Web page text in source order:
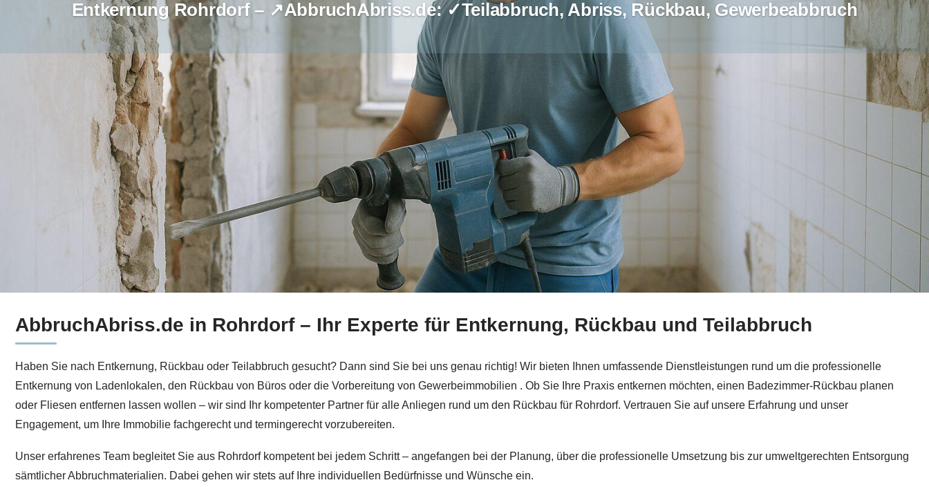
Entkernung Rohrdorf – ↗️AbbruchAbriss.de: ✓Teilabbruch, Abriss, Rückbau, Gewerbeabbruch
Erfahren Sie mehr über Entkernung in Rohrdorf bei ↗️AbbruchAbriss.de sowie ✓Rückbau, Teilabbruch, Abriss, Gewerbeabbruch. ✓Teilabbruch, ✓Rückbau, ✓Entkernung,
AbbruchAbriss.de in Rohrdorf – Ihr Experte für Entkernung, Rückbau und Teilabbruch
Haben Sie nach Entkernung, Rückbau oder Teilabbruch gesucht? Dann sind Sie bei uns genau richtig! Wir bieten Ihnen umfassende Dienstleistungen rund um die professionelle
Entkernung von Ladenlokalen, den Rückbau von Büros oder die Vorbereitung von Gewerbeimmobilien . Ob Sie Ihre Praxis entkernen möchten, einen Badezimmer-Rückbau planen
oder Fliesen entfernen lassen wollen – wir sind Ihr kompetenter Partner für alle Anliegen rund um den Rückbau für Rohrdorf. Vertrauen Sie auf unsere Erfahrung und unser
Engagement, um Ihre Immobilie fachgerecht und termingerecht vorzubereiten.
Unser erfahrenes Team begleitet Sie aus Rohrdorf kompetent bei jedem Schritt – angefangen bei der Planung, über die professionelle Umsetzung bis zur umweltgerechten Entsorgung
sämtlicher Abbruchmaterialien. Dabei gehen wir stets auf Ihre individuellen Bedürfnisse und Wünsche ein.